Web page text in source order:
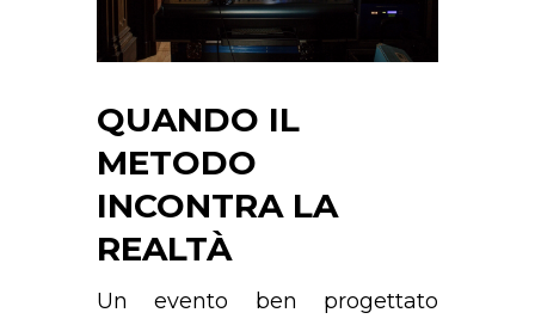
QUANDO IL
METODO
INCONTRA LA
REALTÀ
Un evento ben progettato